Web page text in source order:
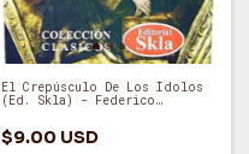
El Crepúsculo De Los Ídolos
(Ed. Skla) - Federico
$9.00 USD